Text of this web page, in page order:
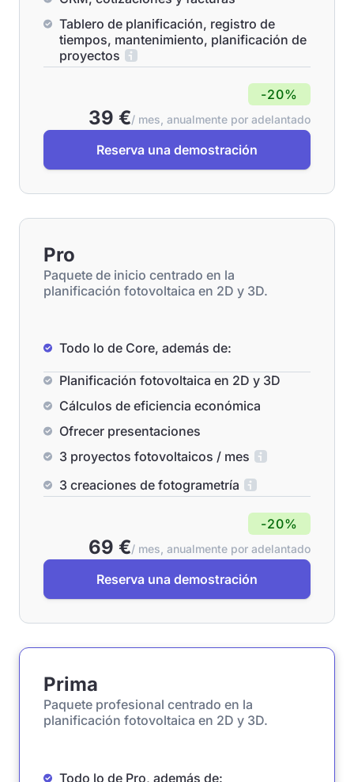
Tablero de planificación, registro de
tiempos, mantenimiento, planificación de
proyectos
-20%
39 €/ mes, anualmente por adelantado
Reserva una demostración
Pro
Paquete de inicio centrado en la
planificación fotovoltaica en 2D y 3D.
Todo lo de Core, además de:
Planificación fotovoltaica en 2D y 3D
Cálculos de eficiencia económica
Ofrecer presentaciones
3 proyectos fotovoltaicos / mes
3 creaciones de fotogrametría
-20%
69 €/ mes, anualmente por adelantado
Reserva una demostración
Prima
Paquete profesional centrado en la
planificación fotovoltaica en 2D y 3D.
Todo lo de Pro, además de: